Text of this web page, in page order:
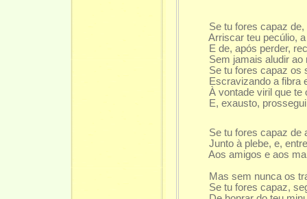
Se tu fores capaz de,
Arriscar teu pecúlio, a
E de, após perder,
Sem jamais aludir ao
Se tu fores capaz os
Escravizando a fibra e
À vontade viril que te
E, exausto, prosseguir
Se tu fores capaz de
Junto à plebe, e, entre
Aos amigos e aos
Mas sem nunca os
Se tu fores capaz,